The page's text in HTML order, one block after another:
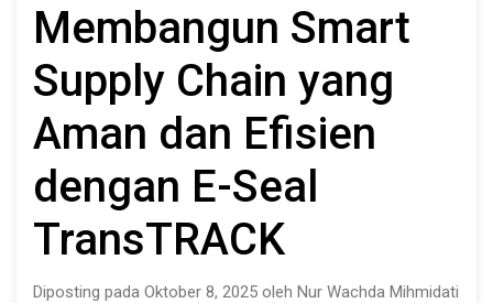
Membangun Smart
Supply Chain yang
Aman dan Efisien
dengan E-Seal
TransTRACK
Diposting pada Oktober 8, 2025 oleh Nur Wachda Mihmidati